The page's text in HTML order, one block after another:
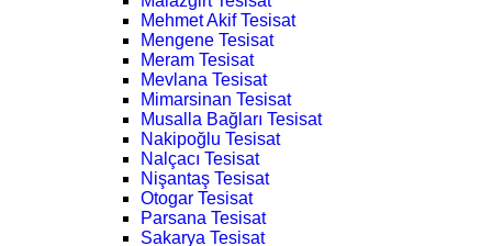
Mehmet Akif Tesisat
Mengene Tesisat
Meram Tesisat
Mevlana Tesisat
Mimarsinan Tesisat
Musalla Bağları Tesisat
Nakipoğlu Tesisat
Nalçacı Tesisat
Nişantaş Tesisat
Otogar Tesisat
Parsana Tesisat
Sakarya Tesisat